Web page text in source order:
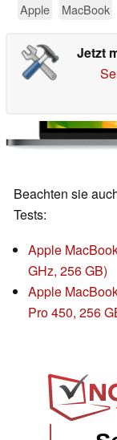
Apple MacBook
Jetzt
Beachten sie
Tests:
Apple
GHz, 256 GB)
Apple
Pro 450, 256